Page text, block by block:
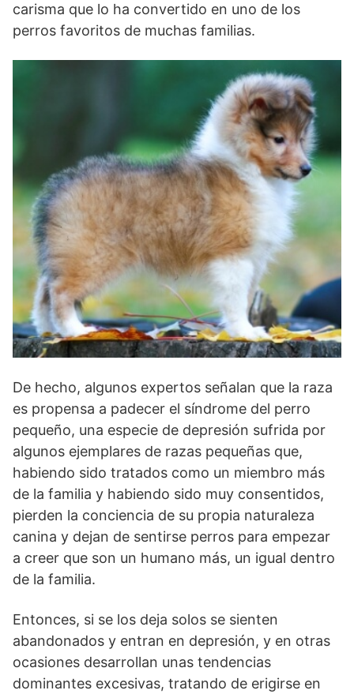
carisma que lo ha convertido en uno de los
perros favoritos de muchas familias.
De hecho, algunos expertos señalan que la raza
es propensa a pa­decer el síndrome del perro
pequeño, una especie de depresión sufrida por
algunos ejemplares de razas pequeñas que,
habiendo sido tratados como un miembro más
de la familia y habiendo sido muy consentidos,
pierden la conciencia de su propia naturaleza
canina y dejan de sentirse perros para empezar
a creer que son un humano más, un igual dentro
de la familia.
Entonces, si se los deja solos se sienten
abandonados y entran en depresión, y en otras
ocasiones desarrollan unas tendencias
dominantes ex­cesivas, tratando de erigirse en